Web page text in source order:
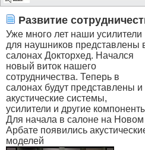
Развитие
Уже много лет наши усилители
для наушников представлены
салонах Докторхед. Начался
новый виток нашего
сотрудничества. Теперь в
салонах будут представлены и
акустические системы,
усилители и другие
Для начала в салоне на Новом
Арбате появились
моделей